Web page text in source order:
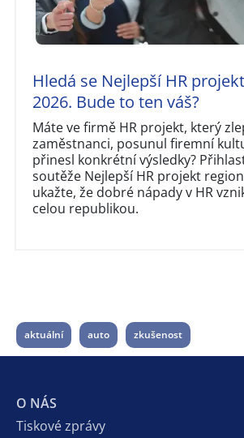
Hledá se Nejlepší HR
2026. Bude to ten váš?
Máte ve firmě HR projekt, který
zaměstnanci, posunul firemní
přinesl konkrétní výsledky?
soutěže Nejlepší HR projekt
ukažte, že dobré nápady v HR
celou republikou.
aktuální auto zkušenost
O NÁS
Tiskové zprávy